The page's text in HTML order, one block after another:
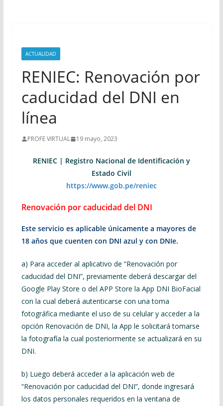
ACTUALIDAD
RENIEC: Renovación por
caducidad del DNI en
línea
PROFE VIRTUAL 19 mayo, 2023
RENIEC | Registro Nacional de Identificación y
Estado Civil
https://www.gob.pe/reniec
Renovación por caducidad del DNI
Este servicio es aplicable únicamente a mayores de
18 años que cuenten con DNI azul y con DNIe.
a) Para acceder al aplicativo de “Renovación por
caducidad del DNI”, previamente deberá descargar del
Google Play Store o del APP Store la App DNI BioFacial
con la cual deberá autenticarse con una toma
fotográfica mediante el uso de su celular y acceder a la
opción Renovación de DNI, la App le solicitará tomarse
la fotografía la cual posteriormente se actualizará en su
DNI.
b) Luego deberá acceder a la aplicación web de
“Renovación por caducidad del DNI”, donde ingresará
los datos personales requeridos en la ventana de